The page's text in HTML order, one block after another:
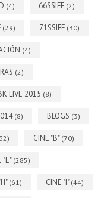
(4) 66SSIFF (2)
(29) 71SSIFF (30)
(4)
(2)
LIVE 2015 (8)
(8) BLOGS (3)
CINE "B" (70)
"E" (285)
(61) CINE "I" (44)